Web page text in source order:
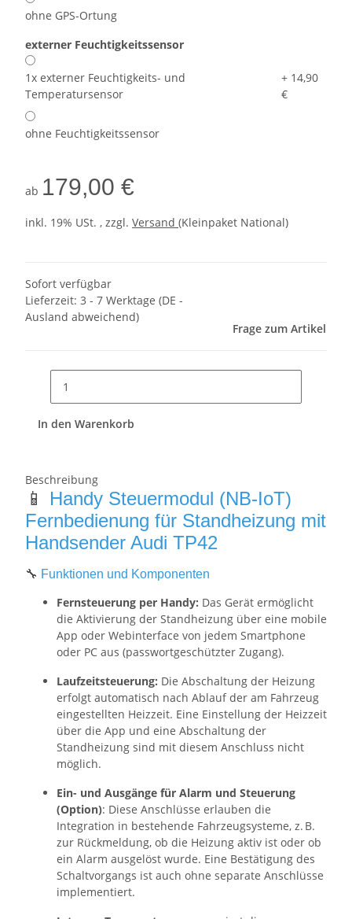
ohne GPS-Ortung
externer Feuchtigkeitssensor
1x externer Feuchtigkeits- und
Temperatursensor
+ 14,90
€
ohne Feuchtigkeitssensor
ab 179,00 €
inkl. 19% USt. , zzgl. Versand (Kleinpaket National)
Sofort verfügbar
Lieferzeit: 3 - 7 Werktage (DE -
Ausland abweichend)
Frage zum Artikel
In den Warenkorb
Beschreibung
📱 Handy Steuermodul (NB-IoT)
Fernbedienung für Standheizung mit
Handsender Audi TP42
🔧 Funktionen und Komponenten
Fernsteuerung per Handy: Das Gerät ermöglicht
die Aktivierung der Standheizung über eine mobile
App oder Webinterface von jedem Smartphone
oder PC aus (passwortgeschützter Zugang).
Laufzeitsteuerung: Die Abschaltung der Heizung
erfolgt automatisch nach Ablauf der am Fahrzeug
eingestellten Heizzeit. Eine Einstellung der Heizzeit
über die App und eine Abschaltung der
Standheizung sind mit diesem Anschluss nicht
möglich.
Ein- und Ausgänge für Alarm und Steuerung
(Option): Diese Anschlüsse erlauben die
Integration in bestehende Fahrzeugsysteme, z. B.
zur Rückmeldung, ob die Heizung aktiv ist oder ob
ein Alarm ausgelöst wurde. Eine Bestätigung des
Schaltvorgangs ist auch ohne separate Anschlüsse
implementiert.